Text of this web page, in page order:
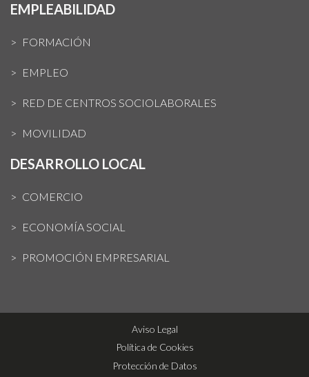
EMPLEABILIDAD
FORMACIÓN
EMPLEO
RED DE CENTROS SOCIOLABORALES
MOVILIDAD
DESARROLLO LOCAL
COMERCIO
ECONOMÍA SOCIAL
PROMOCIÓN EMPRESARIAL
Aviso Legal
Política de Cookies
Protección de Datos